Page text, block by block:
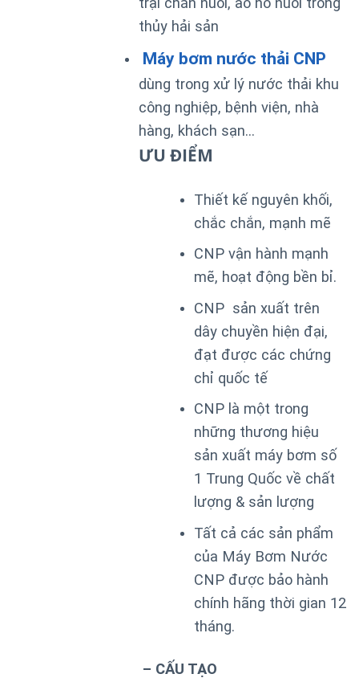
thủy hải sản
Máy bơm nước thải CNP
dùng trong xử lý nước thải khu
công nghiệp, bệnh viện, nhà
hàng, khách sạn…
ƯU ĐIỂM
Thiết kế nguyên khối,
chắc chắn, mạnh mẽ
CNP vận hành mạnh
mẽ, hoạt động bền bỉ.
CNP sản xuất trên
dây chuyền hiện đại,
đạt được các chứng
chỉ quốc tế
CNP là một trong
những thương hiệu
sản xuất máy bơm số
1 Trung Quốc về chất
lượng & sản lượng
Tất cả các sản phẩm
của Máy Bơm Nước
CNP được bảo hành
chính hãng thời gian 12
tháng.
– CẤU TẠO